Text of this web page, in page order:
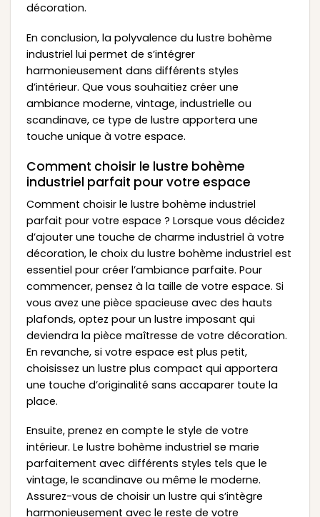
décoration.
En conclusion, la polyvalence du lustre bohème
industriel lui permet de s’intégrer
harmonieusement dans différents styles
d’intérieur. Que vous souhaitiez créer une
ambiance moderne, vintage, industrielle ou
scandinave, ce type de lustre apportera une
touche unique à votre espace.
Comment choisir le lustre bohème
industriel parfait pour votre espace
Comment choisir le lustre bohème industriel
parfait pour votre espace ? Lorsque vous décidez
d’ajouter une touche de charme industriel à votre
décoration, le choix du lustre bohème industriel est
essentiel pour créer l’ambiance parfaite. Pour
commencer, pensez à la taille de votre espace. Si
vous avez une pièce spacieuse avec des hauts
plafonds, optez pour un lustre imposant qui
deviendra la pièce maîtresse de votre décoration.
En revanche, si votre espace est plus petit,
choisissez un lustre plus compact qui apportera
une touche d’originalité sans accaparer toute la
place.
Ensuite, prenez en compte le style de votre
intérieur. Le lustre bohème industriel se marie
parfaitement avec différents styles tels que le
vintage, le scandinave ou même le moderne.
Assurez-vous de choisir un lustre qui s’intègre
harmonieusement avec le reste de votre